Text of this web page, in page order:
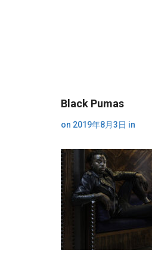
Black Pumas
on 2019年8月3日 in